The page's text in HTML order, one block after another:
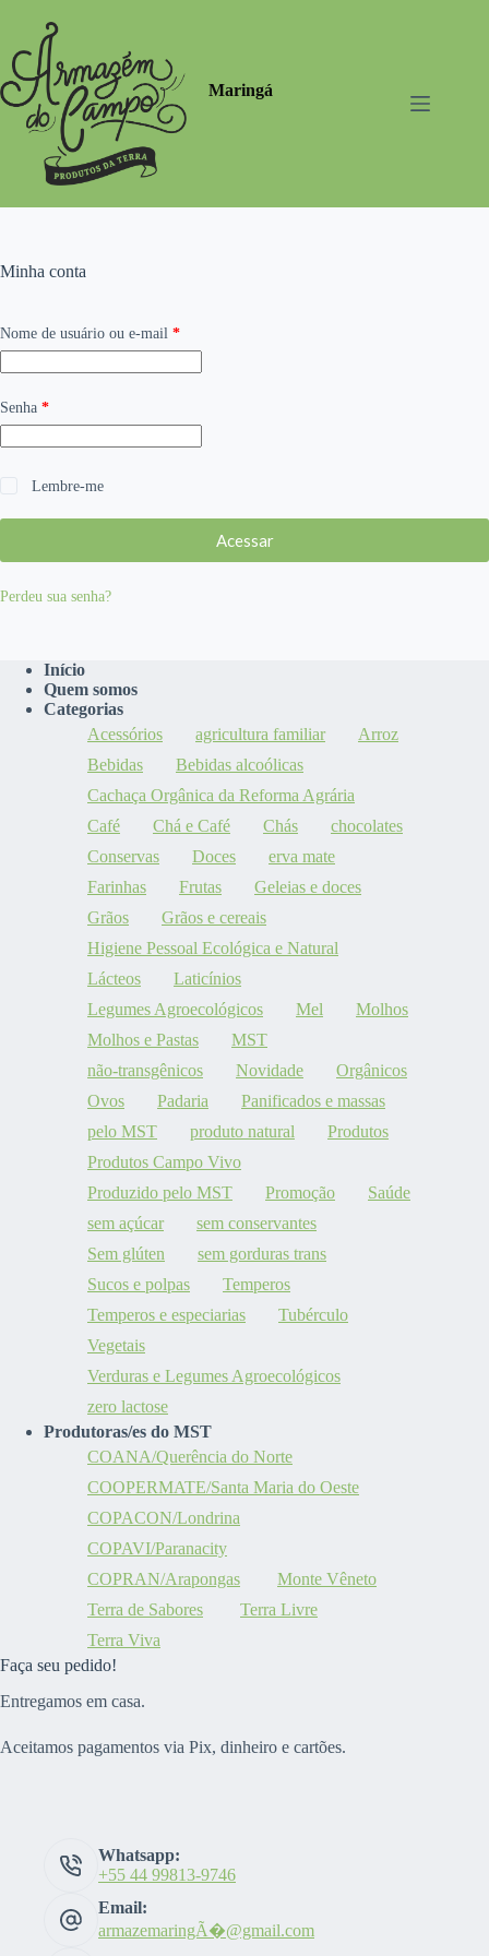
conteúdo
Maringá
Minha conta
Nome de usuário ou e-mail *Obrigatório
Senha *Obrigatório
Lembre-me
Acessar
Perdeu sua senha?
Início
Quem somos
Categorias
Acessórios
agricultura familiar
Arroz
Bebidas
Bebidas alcoólicas
Cachaça Orgânica da Reforma Agrária
Café
Chá e Café Chás
chocolates
Conservas
Doces
erva mate
Farinhas
Frutas
Geleias e doces
Grãos
Grãos e cereais
Higiene Pessoal Ecológica e Natural
Lácteos
Laticínios
Legumes Agroecológicos
Mel
Molhos
Molhos e Pastas
MST
não-transgênicos
Novidade
Orgânicos
Ovos
Padaria
Panificados e massas
pelo MST
produto natural
Produtos
Produtos Campo Vivo
Produzido pelo MST
Promoção
Saúde
sem açúcar
sem conservantes
Sem glúten
sem gorduras trans
Sucos e polpas
Temperos
Temperos e especiarias
Tubérculo
Vegetais
Verduras e Legumes Agroecológicos
zero lactose
Produtoras/es do MST
COANA/Querência do Norte
COOPERMATE/Santa Maria do Oeste
COPACON/Londrina
COPAVI/Paranacity
COPRAN/Arapongas
Monte Vêneto
Terra de Sabores
Terra Livre
Terra Viva
Faça seu pedido!
Entregamos em casa.
Aceitamos pagamentos via Pix, dinheiro e cartões.
Whatsapp:
+55 44 99813-9746
Email:
armazemaringÃ�@gmail.com